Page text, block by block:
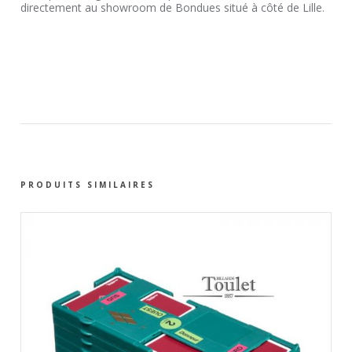
directement au showroom de Bondues situé à côté de Lille.
PRODUITS SIMILAIRES